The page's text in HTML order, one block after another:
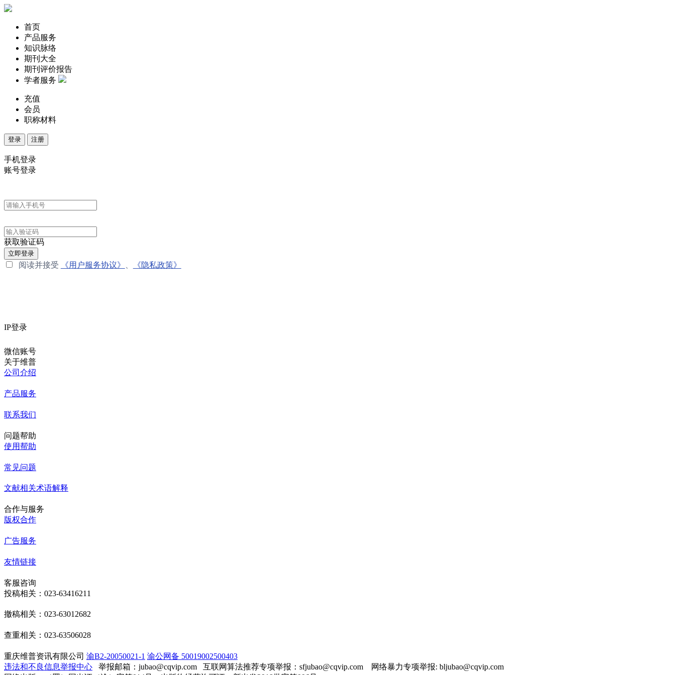
首页
产品服务
知识脉络
期刊大全
期刊评价报告
学者服务
充值
会员
职称材料
登录 注册
手机登录
账号登录
获取验证码
立即登录
阅读并接受 《用户服务协议》 《隐私政策》
IP登录
微信账号
关于维普
公司介绍
产品服务
联系我们
问题帮助
使用帮助
常见问题
文献相关术语解释
合作与服务
版权合作
广告服务
友情链接
客服咨询
投稿相关：023-63416211
撤稿相关：023-63012682
查重相关：023-63506028
重庆维普资讯有限公司 渝B2-20050021-1 渝公网备 50019002500403
违法和不良信息举报中心 举报邮箱：jubao@cqvip.com 互联网算法推荐专项举报：sfjubao@cqvip.com 网络暴力专项举报: bljubao@cqvip.com